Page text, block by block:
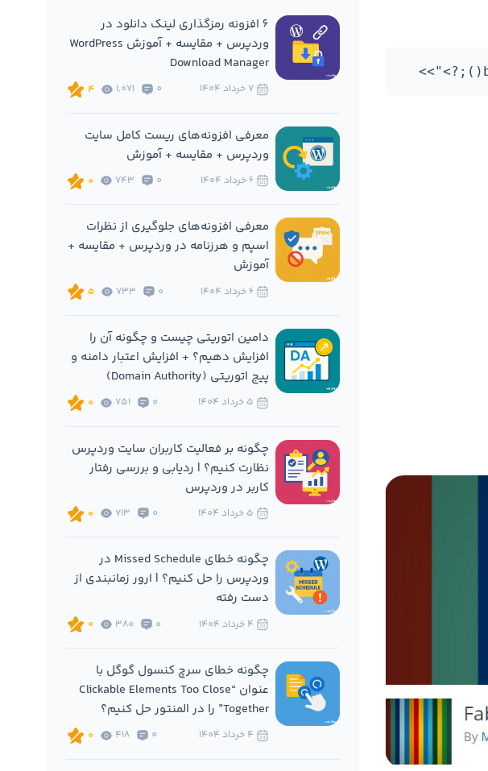
6 افزونه‌ رمزگذاری لینک دانلود در
وردپرس + مقایسه + آموزش WordPress
Download Manager
0
1,071
4
معرفی افزونه‌های ریست کامل سایت
وردپرس + مقایسه + آموزش
0
743
0
معرفی افزونه‌های جلوگیری از نظرات
اسپم و هرزنامه در وردپرس + مقایسه +
آموزش
0
733
5
دامین اتوریتی چیست و چگونه آن را
افزایش دهیم؟ + افزایش اعتبار دامنه و
پیج اتوریتی (Domain Authority)
0
751
0
چگونه بر فعالیت کاربران سایت وردپرس
نظارت کنیم؟ | ردیابی و بررسی رفتار
کاربر در وردپرس
0
713
0
چگونه خطای Missed Schedule در
وردپرس را حل کنیم؟ | ارور زمانبندی از
دست رفته
0
380
0
چگونه خطای سرچ کنسول گوگل با
عنوان “Clickable Elements Too Close
Together” را در المنتور حل کنیم؟
0
418
0